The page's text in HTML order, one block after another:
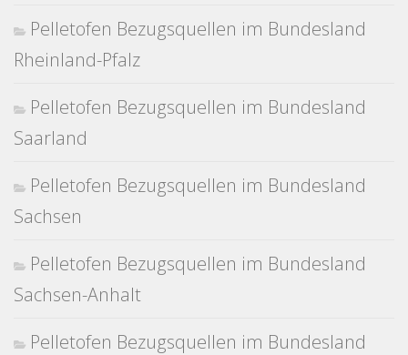
Pelletofen Bezugsquellen im Bundesland
Rheinland-Pfalz
Pelletofen Bezugsquellen im Bundesland
Saarland
Pelletofen Bezugsquellen im Bundesland
Sachsen
Pelletofen Bezugsquellen im Bundesland
Sachsen-Anhalt
Pelletofen Bezugsquellen im Bundesland